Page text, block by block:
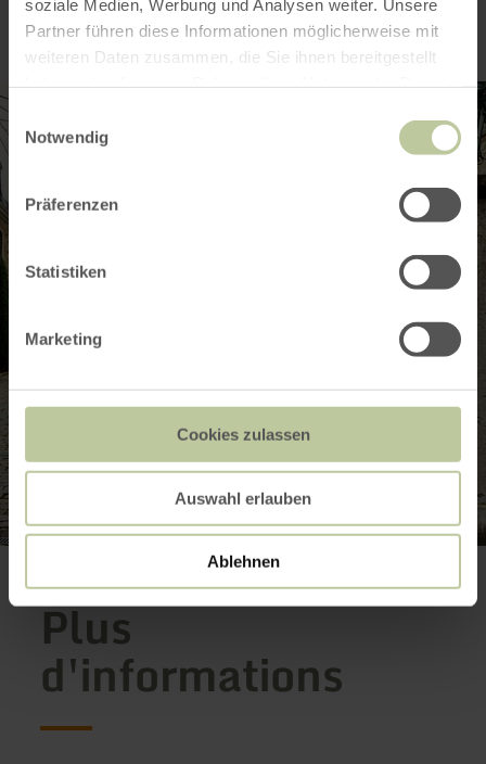
soziale Medien, Werbung und Analysen weiter. Unsere
Partner führen diese Informationen möglicherweise mit
weiteren Daten zusammen, die Sie ihnen bereitgestellt
Notwendig
Präferenzen
Statistiken
Marketing
Cookies zulassen
Auswahl erlauben
Ablehnen
Plus
d'informations